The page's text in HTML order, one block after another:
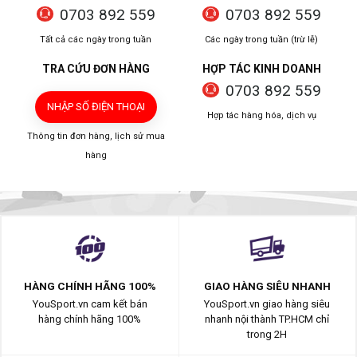
0703 892 559
Tất cả các ngày trong tuần
0703 892 559
Các ngày trong tuần (trừ lễ)
TRA CỨU ĐƠN HÀNG
NHẬP SỐ ĐIỆN THOẠI
Thông tin đơn hàng, lịch sử mua
hàng
HỢP TÁC KINH DOANH
0703 892 559
Hợp tác hàng hóa, dịch vụ
HÀNG CHÍNH HÃNG 100%
YouSport.vn cam kết bán
hàng chính hãng 100%
GIAO HÀNG SIÊU NHANH
YouSport.vn giao hàng siêu
nhanh nội thành TP.HCM chỉ
trong 2H